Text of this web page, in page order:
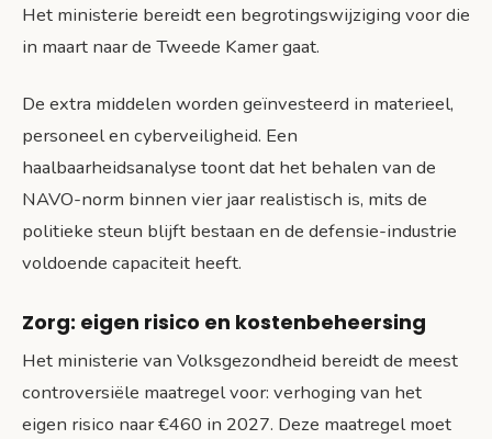
Het ministerie bereidt een begrotingswijziging voor die
in maart naar de Tweede Kamer gaat.
De extra middelen worden geïnvesteerd in materieel,
personeel en cyberveiligheid. Een
haalbaarheidsanalyse toont dat het behalen van de
NAVO-norm binnen vier jaar realistisch is, mits de
politieke steun blijft bestaan en de defensie-industrie
voldoende capaciteit heeft.
Zorg: eigen risico en kostenbeheersing
Het ministerie van Volksgezondheid bereidt de meest
controversiële maatregel voor: verhoging van het
eigen risico naar €460 in 2027. Deze maatregel moet